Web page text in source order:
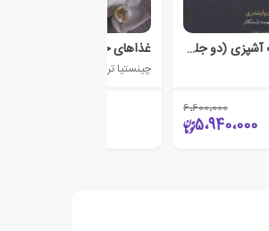
کتاب مستطاب آشپزی (دو جلدی)
6،600،000
5،940،000
غذاهای خیابانی
چینستیا ترنکی